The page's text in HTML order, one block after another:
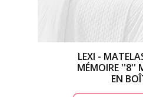
LEXI -
MÉMOIRE ''8''
EN